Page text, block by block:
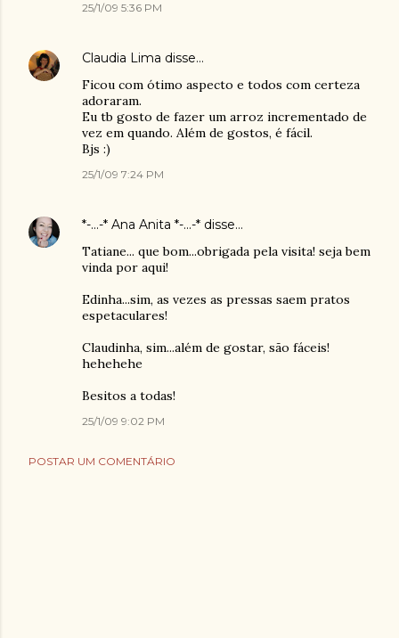
25/1/09 5:36 PM
Claudia Lima disse…
Ficou com ótimo aspecto e todos com certeza
adoraram.
Eu tb gosto de fazer um arroz incrementado de
vez em quando. Além de gostos, é fácil.
Bjs :)
25/1/09 7:24 PM
*-...-* Ana Anita *-...-* disse…
Tatiane... que bom...obrigada pela visita! seja bem
vinda por aqui!
Edinha...sim, as vezes as pressas saem pratos
espetaculares!
Claudinha, sim...além de gostar, são fáceis!
hehehehe
Besitos a todas!
25/1/09 9:02 PM
POSTAR UM COMENTÁRIO